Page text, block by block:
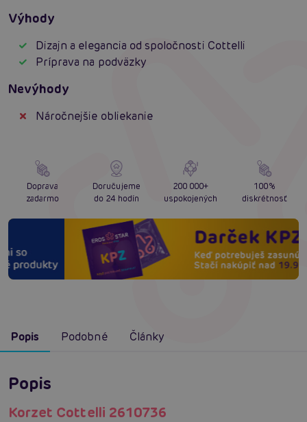
Výhody
Dizajn a elegancia od spoločnosti Cottelli
Príprava na podväzky
Nevýhody
Náročnejšie obliekanie
Doprava
zadarmo
Doručujeme
do 24 hodín
200 000+
uspokojených
100%
diskrétnosť
Popis Podobné Články
Popis
Korzet Cottelli 2610736